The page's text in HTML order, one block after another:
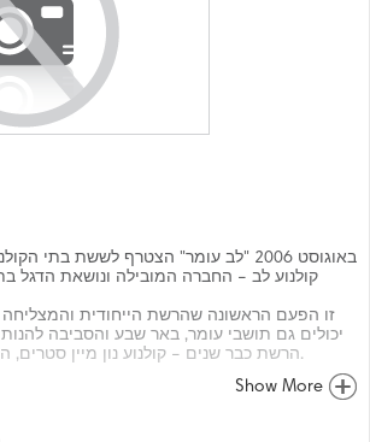
באוגוסט 2006 "לב עומר" הצטרף לששת בתי
קולנוע לב – החברה המובילה ונושאת הדגל
זו הפעם הראשונה שהרשת הייחודית
יכולים גם תושבי עומר, באר שבע והסביבה
הרשת כבר שנים – קולנוע נון מיין סטרים, המיועד לשוחרי התרבות.
Show More